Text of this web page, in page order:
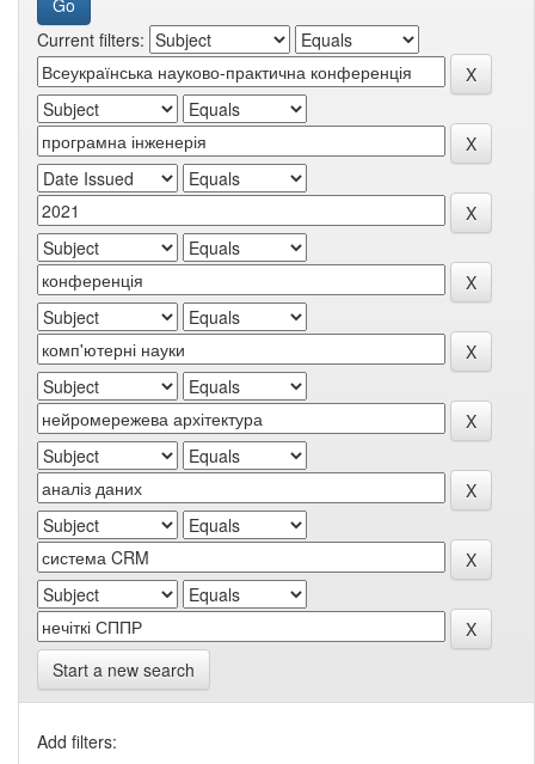
Current filters:
Start a new search
Add filters: